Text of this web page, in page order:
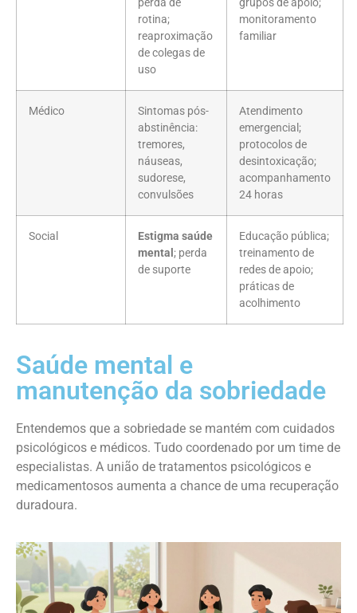
rotina;
reaproximação
de colegas de
uso
monitoramento
familiar
Médico
Sintomas pós-
abstinência:
tremores,
náuseas,
sudorese,
convulsões
Atendimento
emergencial;
protocolos de
desintoxicação;
acompanhamento
24 horas
Social
Estigma saúde
mental ; perda
de suporte
Educação pública;
treinamento de
redes de apoio;
práticas de
acolhimento
Saúde mental e
manutenção da sobriedade
Entendemos que a sobriedade se mantém com cuidados
psicológicos e médicos. Tudo coordenado por um time de
especialistas. A união de tratamentos psicológicos e
medicamentosos aumenta a chance de uma recuperação
duradoura.